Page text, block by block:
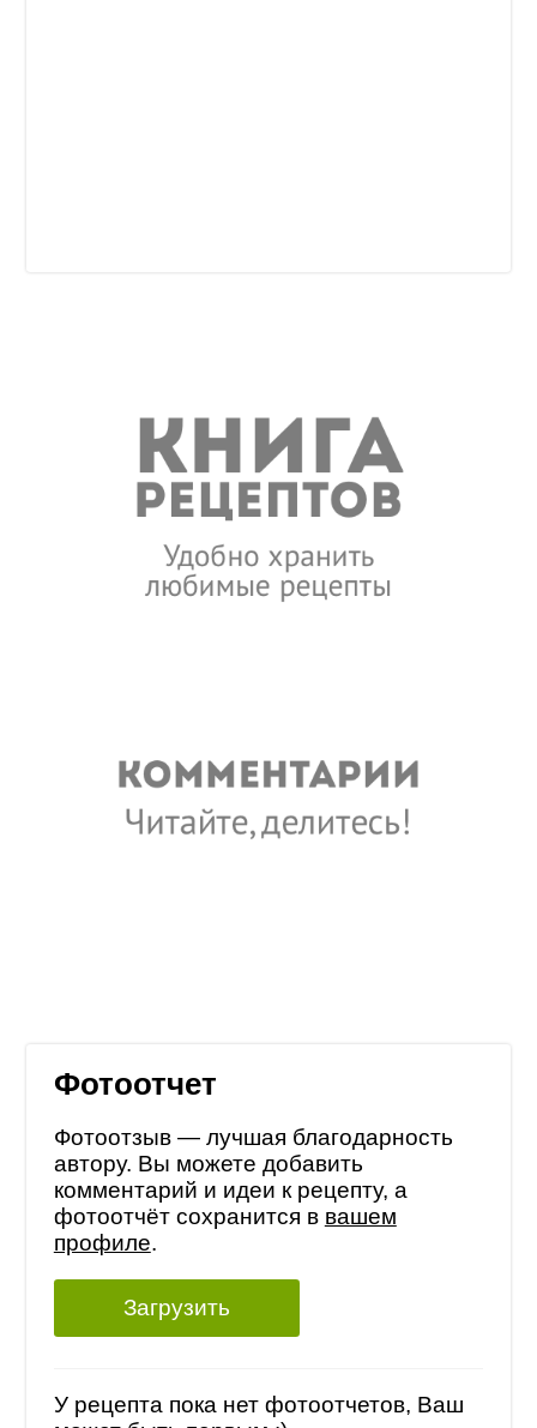
Фотоотчет
Фотоотзыв — лучшая благодарность
автору. Вы можете добавить
комментарий и идеи к рецепту, а
фотоотчёт сохранится в вашем
профиле.
Загрузить
У рецепта пока нет фотоотчетов, Ваш